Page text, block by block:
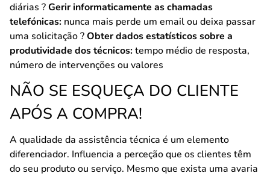
diárias ?Gerir informaticamente as chamadas
telefónicas: nunca mais perde um email ou deixa passar
uma solicitação ?Obter dados estatísticos sobre a
produtividade dos técnicos:tempo médio de resposta,
número de intervenções ou valores
NÃO SE ESQUEÇA DO CLIENTE
APÓS A COMPRA!
A qualidade da assistência técnica é um elemento
diferenciador. Influencia a perceção que os clientes têm
do seu produto ou serviço. Mesmo que exista uma avaria